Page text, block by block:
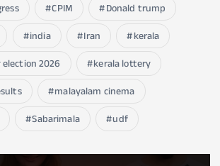
CPIM
Donald trump
india Iran
kerala
2026
kerala lottery
malayalam cinema
Sabarimala udf